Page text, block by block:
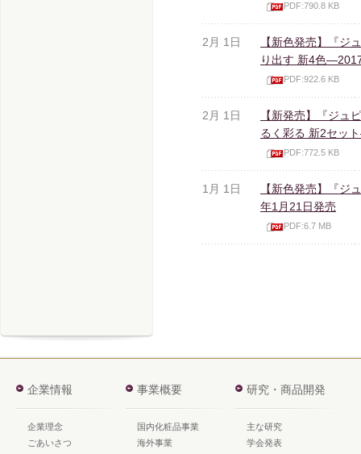
PDF:790.8 KB
2月 1日
【新色発売】『ジ
り出す 新4色
PDF:922.6 KB
2月 1日
【新発売】『ジュ
るく彩る 新2セッ
PDF:772.5 KB
1月 1日
【新色発売】『
年1月21日発売
PDF:6.7 MB
企業情報
企業理念
ごあいさつ
事業概要
国内化粧品事業
海外事業
研究・商品開発
主な研究
学会発表